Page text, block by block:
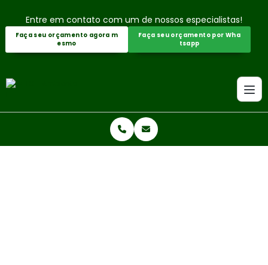
Entre em contato com um de nossos especialistas!
Faça seu orçamento agora m
esmo
Faça seu orçamento por Wha
tsapp